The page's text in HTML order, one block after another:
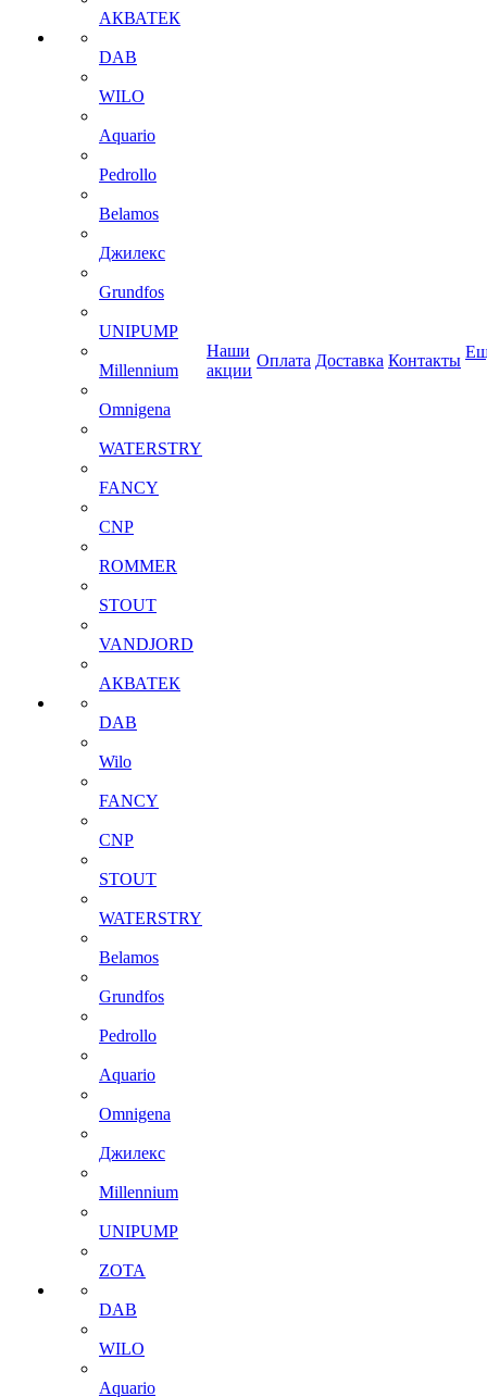
АКВАТЕК
DAB
WILO
Aquario
Pedrollo
Belamos
Джилекс
Grundfos
UNIPUMP
Millennium
Omnigena
WATERSTRY
FANCY
CNP
ROMMER
STOUT
VANDJORD
АКВАТЕК
DAB
Wilo
FANCY
CNP
STOUT
WATERSTRY
Belamos
Grundfos
Pedrollo
Aquario
Omnigena
Джилекс
Millennium
UNIPUMP
ZOTA
DAB
WILO
Aquario
Наши
акции
Оплата Доставка Контакты